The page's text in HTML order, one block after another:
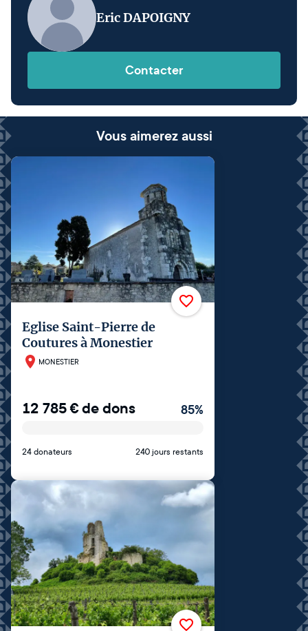
Eric DAPOIGNY
Contacter
Vous aimerez aussi
Eglise Saint-Pierre de
Coutures à Monestier
MONESTIER
12 785€de dons 85%
24 donateurs 240 jours restants